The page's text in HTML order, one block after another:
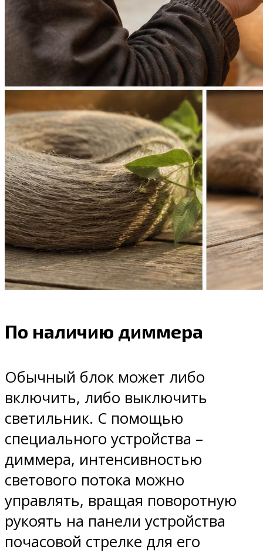
По наличию диммера
Обычный блок может либо
включить, либо выключить
светильник. С помощью
специального устройства –
диммера, интенсивностью
светового потока можно
управлять, вращая поворотную
рукоять на панели устройства
почасовой стрелке для его